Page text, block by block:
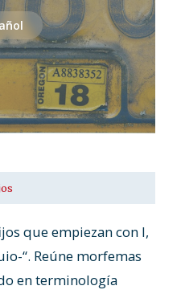
que empiezan con I,
“. Reúne morfemas
en terminología